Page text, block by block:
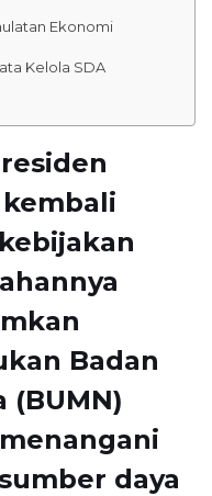
Ekonomi
Kelola SDA
kembali
Badan
(BUMN)
daya